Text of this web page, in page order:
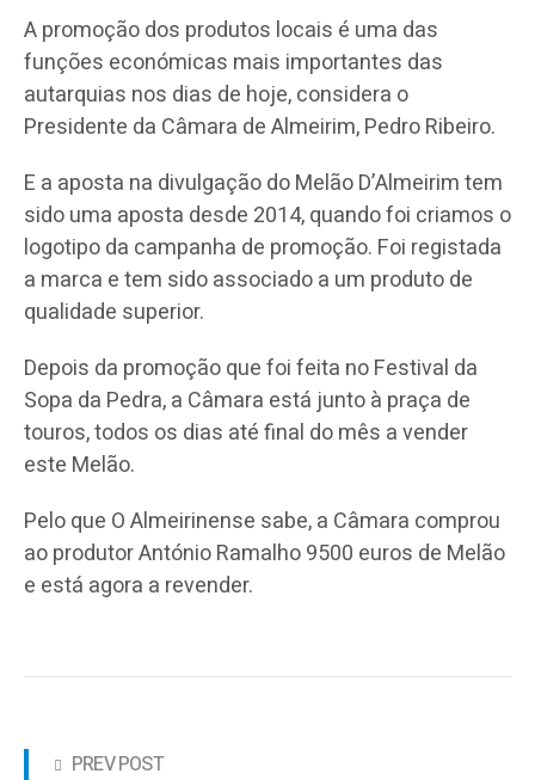
A promoção dos produtos locais é uma das
funções económicas mais importantes das
autarquias nos dias de hoje, considera o
Presidente da Câmara de Almeirim, Pedro Ribeiro.
E a aposta na divulgação do Melão D’Almeirim tem
sido uma aposta desde 2014, quando foi criamos o
logotipo da campanha de promoção. Foi registada
a marca e tem sido associado a um produto de
qualidade superior.
Depois da promoção que foi feita no Festival da
Sopa da Pedra, a Câmara está junto à praça de
touros, todos os dias até final do mês a vender
este Melão.
Pelo que O Almeirinense sabe, a Câmara comprou
ao produtor António Ramalho 9500 euros de Melão
e está agora a revender.
PREV POST